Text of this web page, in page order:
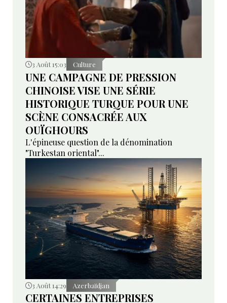
3 Août 15:03 Culture
UNE CAMPAGNE DE PRESSION
CHINOISE VISE UNE SÉRIE
HISTORIQUE TURQUE POUR UNE
SCÈNE CONSACRÉE AUX
OUÏGHOURS
L'épineuse question de la dénomination
"Turkestan oriental"...
3 Août 14:29 Azerbaïdjan
CERTAINES ENTREPRISES